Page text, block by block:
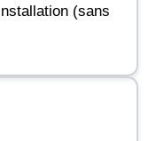
(sans